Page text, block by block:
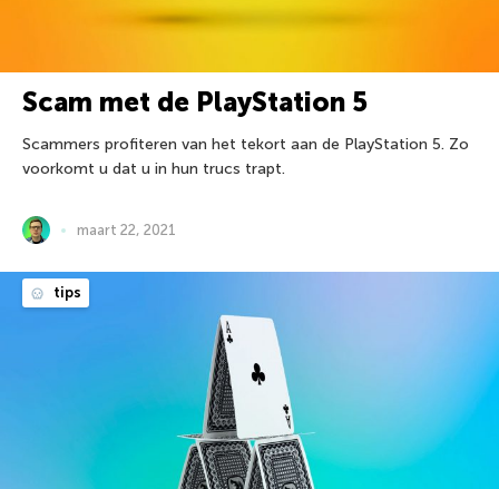
Scam met de PlayStation 5
Scammers profiteren van het tekort aan de PlayStation 5. Zo
voorkomt u dat u in hun trucs trapt.
maart 22, 2021
tips